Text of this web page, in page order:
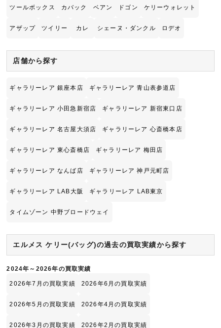
ツールボックス カバック ベアン ドゴン ケリーウォレット
アザップ ツイリー カレ シェーヌ・ダンクル ロデオ
店舗から探す
ギャラリーレア 銀座本店 ギャラリーレア 青山表参道店
ギャラリーレア 小田急新宿店 ギャラリーレア 新宿東口店
ギャラリーレア 名古屋大須店 ギャラリーレア 心斎橋本店
ギャラリーレア 東心斎橋店 ギャラリーレア 梅田店
ギャラリーレア なんば店 ギャラリーレア 神戸元町店
ギャラリーレア LAB大阪 ギャラリーレア LAB東京
タイムゾーン 中野ブロードウェイ
エルメス ケリー(バッグ)の過去の買取実績から探す
2024年～2026年の買取実績
2026年7月の買取実績 2026年6月の買取実績
2026年5月の買取実績 2026年4月の買取実績
2026年3月の買取実績 2026年2月の買取実績